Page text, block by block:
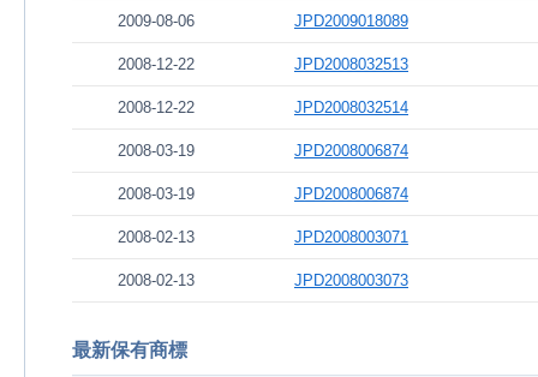
2009-08-06 JPD2009018089
2008-12-22 JPD2008032513
2008-12-22 JPD2008032514
2008-03-19 JPD2008006874
2008-03-19 JPD2008006874
2008-02-13 JPD2008003071
2008-02-13 JPD2008003073
最新保有商標